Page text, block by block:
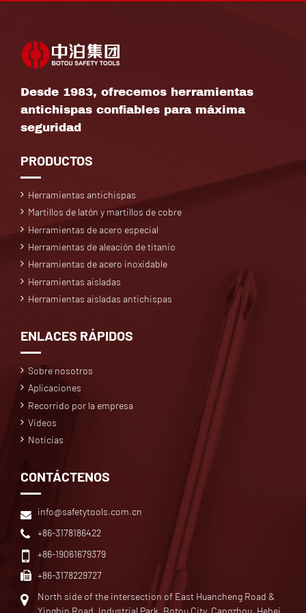
Desde 1983, ofrecemos herramientas
antichispas confiables para máxima
seguridad
PRODUCTOS
Herramientas antichispas
Martillos de latón y martillos de cobre
Herramientas de acero especial
Herramientas de aleación de titanio
Herramientas de acero inoxidable
Herramientas aisladas
Herramientas aisladas antichispas
ENLACES RÁPIDOS
Sobre nosotros
Aplicaciones
Recorrido por la empresa
Videos
Noticias
CONTÁCTENOS
info@safetytools.com.cn
+86-3178186422
+86-19061679379
+86-3178229727
North side of the intersection of East Huancheng Road &
Yingbin Road, Industrial Park, Botou City, Cangzhou, Hebei